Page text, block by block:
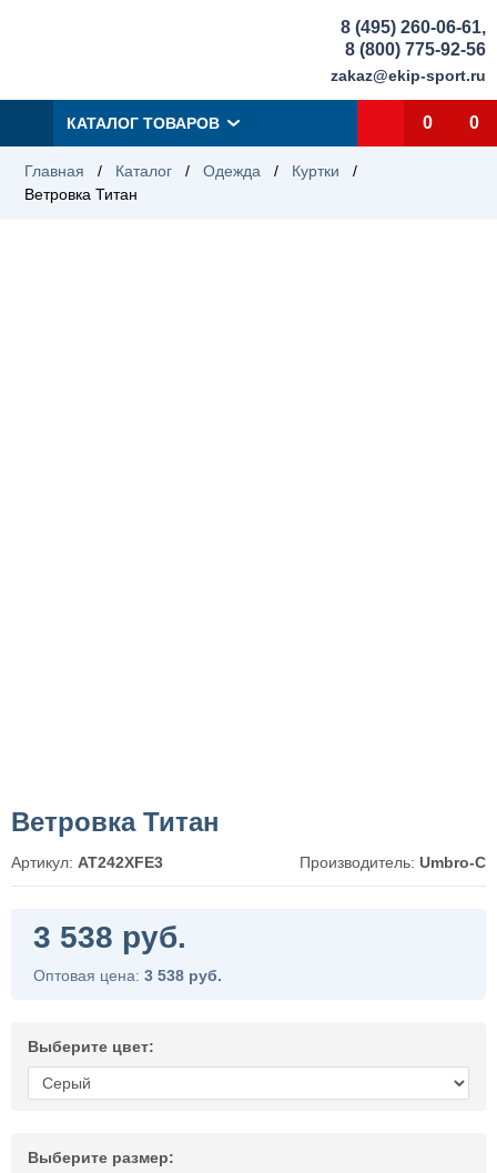
8 (495) 260-06-61,
8 (800) 775-92-56
zakaz@ekip-sport.ru
КАТАЛОГ ТОВАРОВ 0 0
Главная / Каталог / Одежда / Куртки
/
Ветровка Титан
Ветровка Титан
Артикул: AT242XFE3 Производитель: Umbro-C
3 538 руб.
Оптовая цена: 3 538 руб.
Выберите цвет:
Выберите размер: